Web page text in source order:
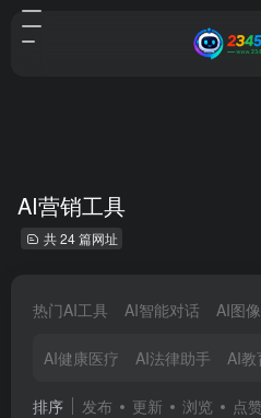
AI营销工具
共 24 篇网址
热门AI工具 AI智能对话 AI图
AI健康医疗 AI法律助手 AI教
排序 发布 更新 浏览 点